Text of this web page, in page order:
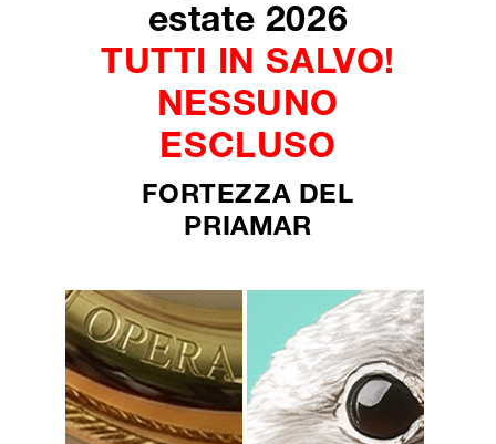
estate 2026
TUTTI IN SALVO!
NESSUNO
ESCLUSO
FORTEZZA DEL
PRIAMAR